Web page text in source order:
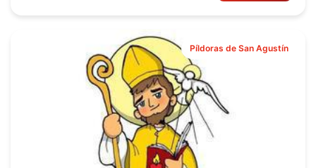
Píldoras de San Agustín